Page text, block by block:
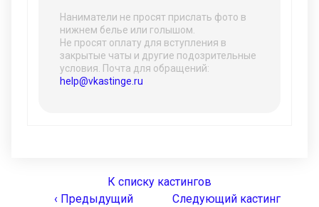
Наниматели не просят прислать фото в
нижнем белье или голышом.
Не просят оплату для вступления в
закрытые чаты и другие подозрительные
условия. Почта для обращений:
help@vkastinge.ru
К списку кастингов
‹ Предыдущий
Следующий кастинг